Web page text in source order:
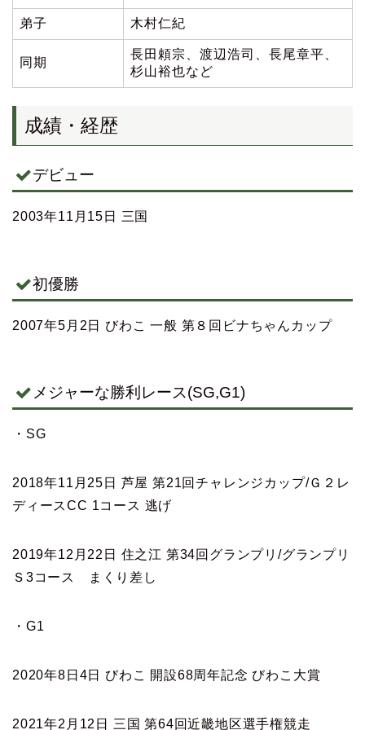
弟子 木村仁紀
同期
長田頼宗、渡辺浩司、長尾章平、
杉山裕也など
成績・経歴
デビュー
2003年11月15日 三国
初優勝
2007年5月2日 びわこ 一般 第８回ビナちゃんカップ
メジャーな勝利レース(SG,G1)
・SG
2018年11月25日 芦屋 第21回チャレンジカップ/Ｇ２レ
ディースCC 1コース 逃げ
2019年12月22日 住之江 第34回グランプリ/グランプリ
Ｓ3コース まくり差し
・G1
2020年8日4日 びわこ 開設68周年記念 びわこ大賞
2021年2月12日 三国 第64回近畿地区選手権競走